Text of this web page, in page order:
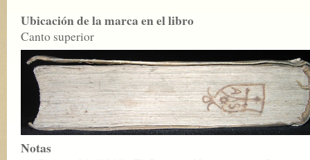
Ubicación de la marca en el libro
Canto superior
Notas